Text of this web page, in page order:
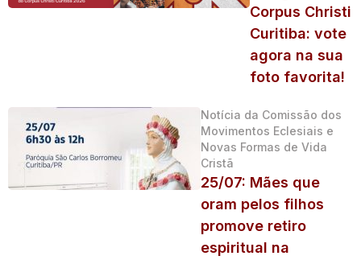
Corpus Christi
Curitiba: vote
agora na sua
foto favorita!
Notícia da Comissão dos
Movimentos Eclesiais e
Novas Formas de Vida
Cristã
25/07: Mães que
oram pelos filhos
promove retiro
espiritual na